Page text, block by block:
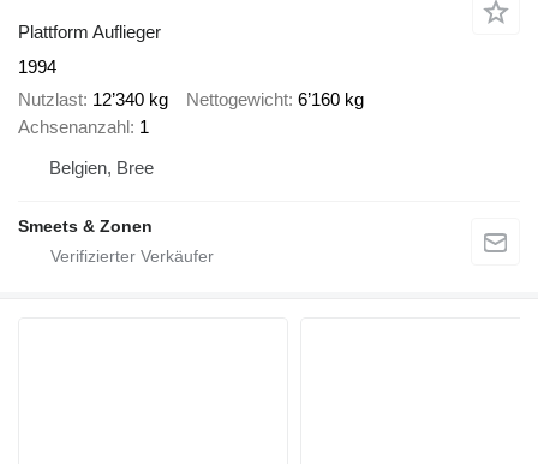
Plattform Auflieger
1994
Nutzlast 12’340 kg Nettogewicht 6’160 kg
Achsenanzahl 1
Belgien, Bree
Smeets & Zonen